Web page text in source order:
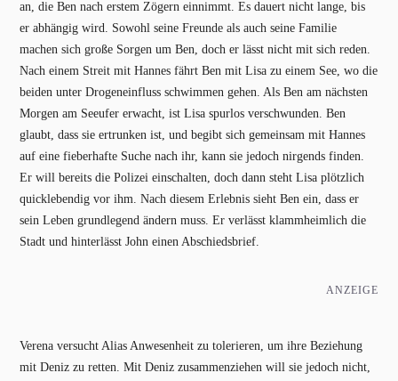
an, die Ben nach erstem Zögern einnimmt. Es dauert nicht lange, bis
er abhängig wird. Sowohl seine Freunde als auch seine Familie
machen sich große Sorgen um Ben, doch er lässt nicht mit sich reden.
Nach einem Streit mit Hannes fährt Ben mit Lisa zu einem See, wo die
beiden unter Drogeneinfluss schwimmen gehen. Als Ben am nächsten
Morgen am Seeufer erwacht, ist Lisa spurlos verschwunden. Ben
glaubt, dass sie ertrunken ist, und begibt sich gemeinsam mit Hannes
auf eine fieberhafte Suche nach ihr, kann sie jedoch nirgends finden.
Er will bereits die Polizei einschalten, doch dann steht Lisa plötzlich
quicklebendig vor ihm. Nach diesem Erlebnis sieht Ben ein, dass er
sein Leben grundlegend ändern muss. Er verlässt klammheimlich die
Stadt und hinterlässt John einen Abschiedsbrief.
ANZEIGE
Verena versucht Alias Anwesenheit zu tolerieren, um ihre Beziehung
mit Deniz zu retten. Mit Deniz zusammenziehen will sie jedoch nicht,